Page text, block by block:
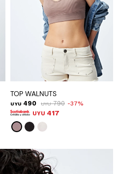
TOP WALNUTS
UYU 490 UYU 790 37
UYU 417